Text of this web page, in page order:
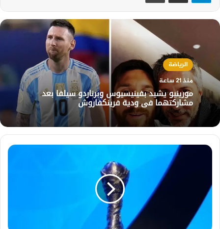
الرياضة
منذ 21 ساعة
مورينيو يشيد بفينيسيوس وبرناردو سيلفا بعد
مشاركتهما في ودية فرينكفاروش
قرعة
والعراق
في
مجموعة